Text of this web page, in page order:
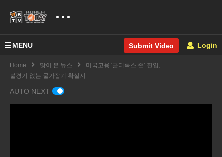
MENU Submit Video Login
Home 많이 본 뉴스
미국고용 ‘골디록스 존’ 진입,
불경기 없는 물가잡기 확실시
AUTO NEXT